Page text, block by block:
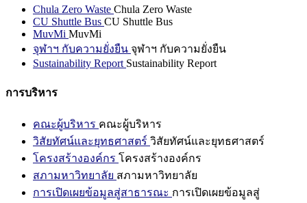
Chula Zero Waste Chula Zero Waste
CU Shuttle Bus CU Shuttle Bus
MuvMi MuvMi
จุฬาฯ กับความยั่งยืน จุฬาฯ กับความยั่งยืน
Sustainability Report Sustainability Report
การบริหาร
คณะผู้บริหาร คณะผู้บริหาร
วิสัยทัศน์และยุทธศาสตร์ วิสัยทัศน์และยุทธศาสตร์
โครงสร้างองค์กร โครงสร้างองค์กร
สภามหาวิทยาลัย สภามหาวิทยาลัย
การเปิดเผยข้อมูลสู่สาธารณะ การเปิดเผยข้อมูลสู่